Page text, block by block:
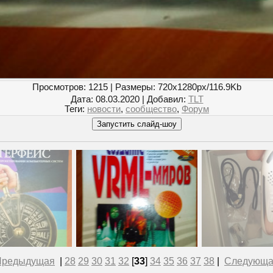
Просмотров: 1215 | Размеры: 720x1280px/116.9Kb
Дата: 08.03.2020 | Добавил: TLT
Теги: новости, сообщество, Форум
28 29 30 31 32 [33] 34 35 36 37 38